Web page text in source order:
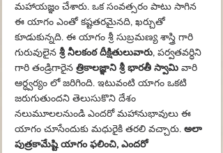
మహాయజ్ఞం చేశారు. ఒక సంవత్సరం పాటు సాగిన
ఈ యాగం ఎంతో కష్టతరమైనది, ఖర్చుతో
కూడుకున్నది. ఈ యాగం శ్రీ సుబ్రమణ్య శాస్త్రి గారి
గురువులైన శ్రీ నీలకంఠ దీక్షితులువారు, పర్వతవర్ధిని
గారి తండ్రిగారైన త్రికాలజ్ఞాని శ్రీ భారతీ స్వామి వారి
ఆర్ధ్వర్యం లో జరిగింది. ఇటువంటి యాగం ఒకటి
జరుగుతుందని తెలుసుకొని దేశం
నలుమూలలనుండి ఎందరో మహానుభావులు ఈ
యాగం చూసేందుకు మధురైకి తరలి వచ్చారు. అలా
పుత్రకామేష్టి యాగం ఫలించి, ఎందరో